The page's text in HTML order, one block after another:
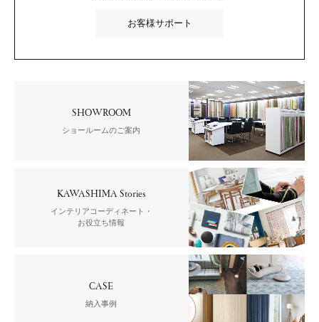
お客様サポート
SHOWROOM
ショールームのご案内
KAWASHIMA Stories
インテリアコーディネート・
お役立ち情報
CASE
納入事例